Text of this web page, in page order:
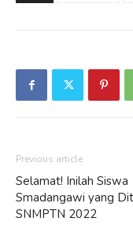
Previous article
Selamat! Inilah Siswa
Smadangawi yang
SNMPTN 2022